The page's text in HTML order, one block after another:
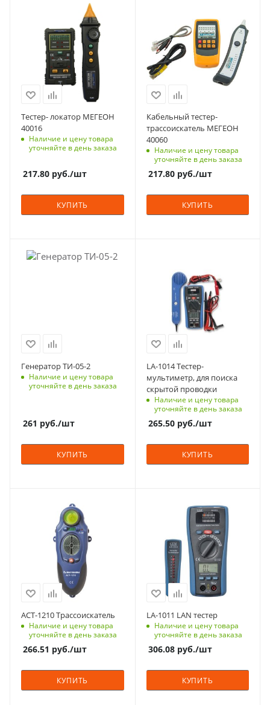
Тестер- локатор МЕГЕОН
40016
Наличие и цену товара
уточняйте в день заказа
217.80 руб./шт
КУПИТЬ
Кабельный тестер-
трассоискатель МЕГЕОН
40060
Наличие и цену товара
уточняйте в день заказа
217.80руб./шт
КУПИТЬ
Генератор ТИ-05-2
Наличие и цену товара
уточняйте в день заказа
261 руб./шт
КУПИТЬ
LA-1014 Тестер-
мультиметр, для поиска
скрытой проводки
Наличие и цену товара
уточняйте в день заказа
265.50руб./шт
КУПИТЬ
АСТ-1210 Трассоискатель
Наличие и цену товара
уточняйте в день заказа
266.51 руб./шт
КУПИТЬ
LA-1011 LAN тестер
Наличие и цену товара
уточняйте в день заказа
306.08руб./шт
КУПИТЬ